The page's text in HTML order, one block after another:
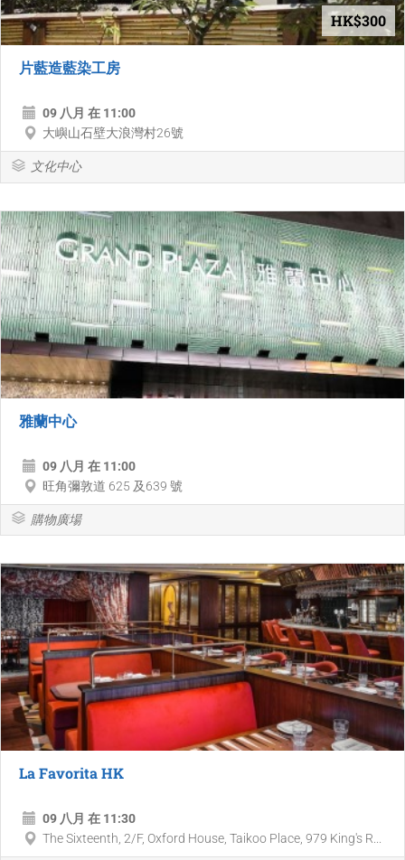
HK$300
片藍造藍染工房
09 八月 在 11:00
大嶼山石壁大浪灣村26號
文化中心
雅蘭中心
09 八月 在 11:00
旺角彌敦道 625 及639 號
購物廣場
La Favorita HK
09 八月 在 11:30
The Sixteenth, 2/F, Oxford House, Taikoo Place, 979 King's R...